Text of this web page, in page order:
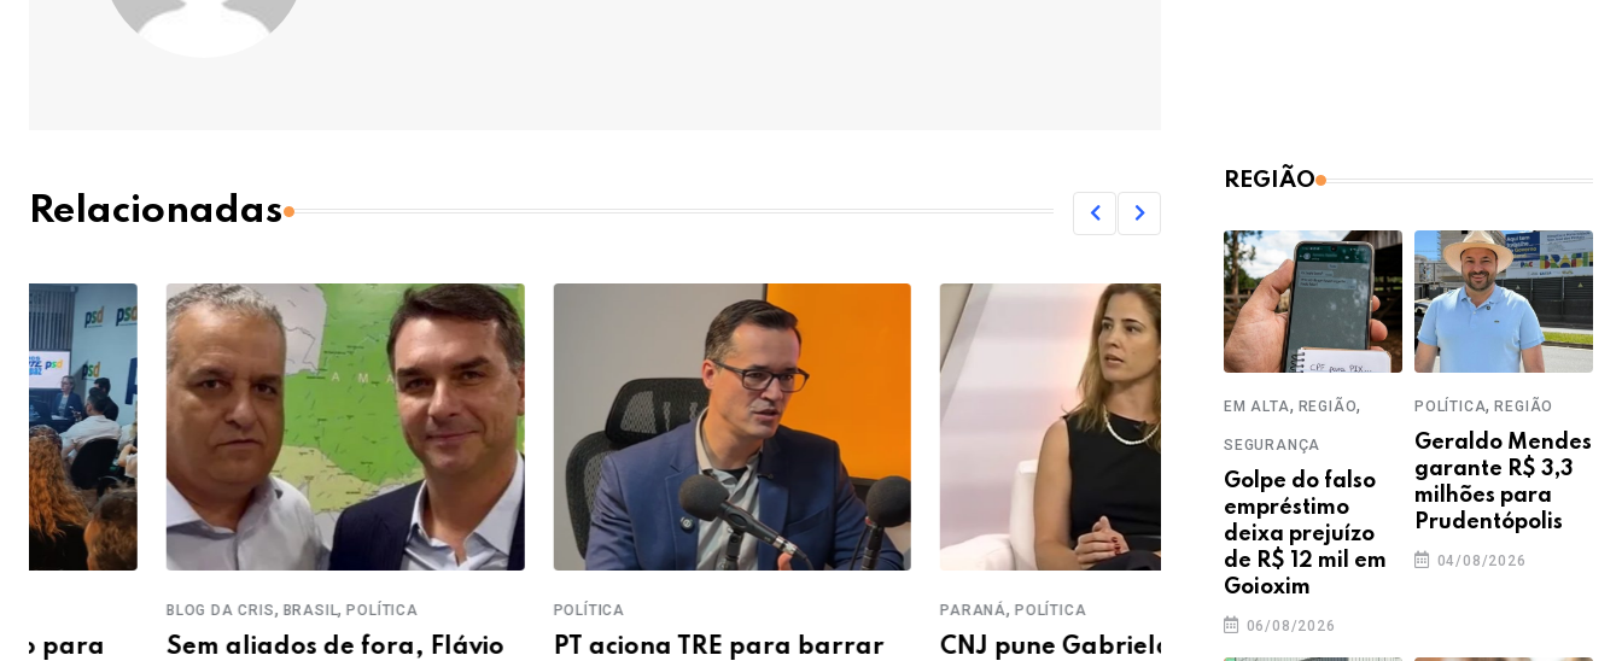
Relacionadas
BRASIL, POLÍTICA
Sem aliados de fora, Flávio
POLÍTICA
PT aciona TRE para barrar
POLÍTICA
CNJ pune Gabriela Hardt e
REGIÃO
EM ALTA, REGIÃO,
SEGURANÇA
Golpe do falso
empréstimo
deixa prejuízo
de R$ 12 mil em
Goioxim
06/08/2026
POLÍTICA,REGIÃO
Geraldo Mendes
garante R$ 3,3
milhões para
Prudentópolis
04/08/2026